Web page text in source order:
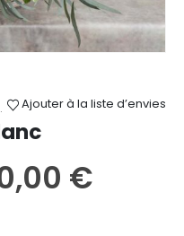
Ajouter à la liste d’envies
,Mariage, Naissance
€